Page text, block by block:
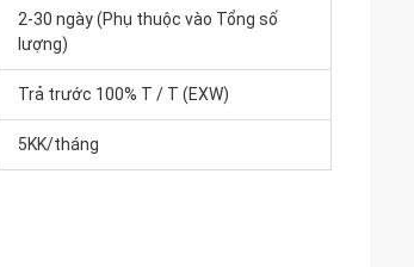
2-30 ngày (Phụ thuộc vào Tổng số
lượng)
Trả trước 100% T / T (EXW)
5KK/tháng